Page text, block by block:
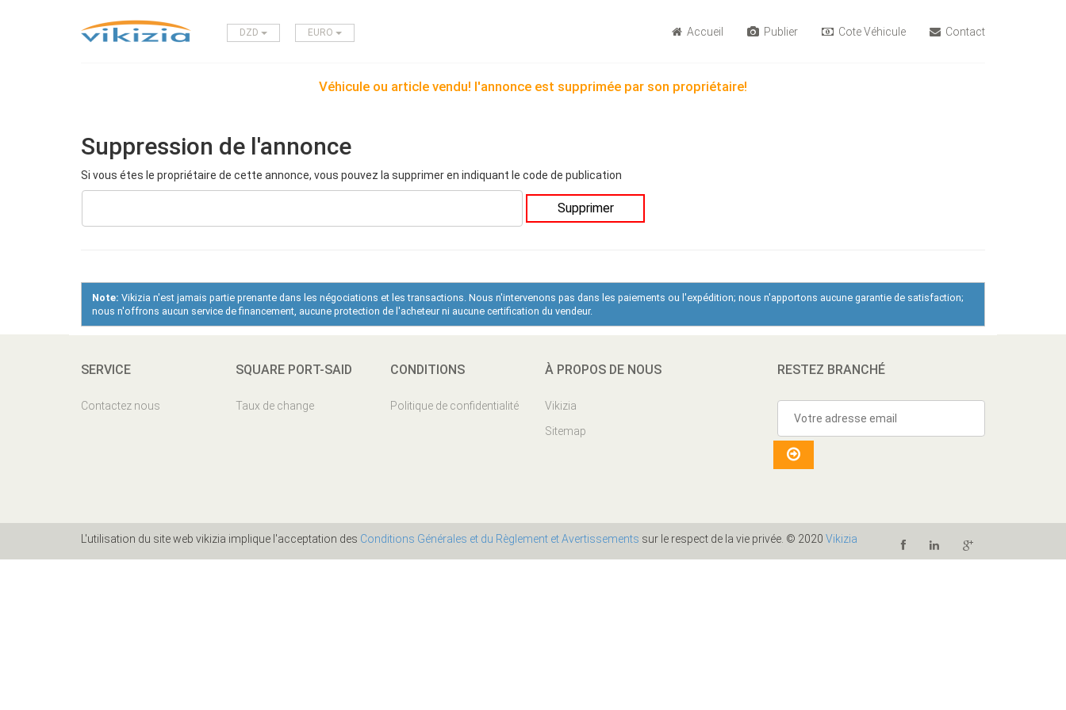
DZD EURO Accueil Publier Cote Véhicule Contact
Véhicule ou article vendu! l'annonce est supprimée par son propriétaire!
Suppression de l'annonce
Si vous étes le propriétaire de cette annonce, vous pouvez la supprimer en indiquant le code de publication
Supprimer
Note: Vikizia n'est jamais partie prenante dans les négociations et les transactions. Nous n'intervenons pas dans les paiements ou l'expédition; nous n'apportons aucune garantie de satisfaction;
nous n'offrons aucun service de financement, aucune protection de l'acheteur ni aucune certification du vendeur.
SERVICE
Contactez nous
SQUARE PORT-SAID
Taux de change
CONDITIONS
Politique de confidentialité
À PROPOS DE NOUS
Vikizia
Sitemap
RESTEZ BRANCHÉ
L'utilisation du site web vikizia implique l'acceptation des Conditions Générales et du Règlement et Avertissements sur le respect de la vie privée. © 2020 Vikizia